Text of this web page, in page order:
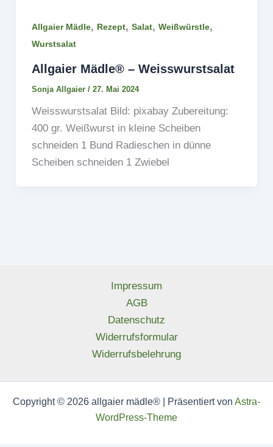
Allgaier Mädle, Rezept, Salat, Weißwürstle,
Wurstsalat
Allgaier Mädle® – Weisswurstsalat
Sonja Allgaier / 27. Mai 2024
Weisswurstsalat Bild: pixabay Zubereitung:
400 gr. Weißwurst in kleine Scheiben
schneiden 1 Bund Radieschen in dünne
Scheiben schneiden 1 Zwiebel
Impressum
AGB
Datenschutz
Widerrufsformular
Widerrufsbelehrung
Copyright © 2026 allgaier mädle® | Präsentiert von Astra-
WordPress-Theme